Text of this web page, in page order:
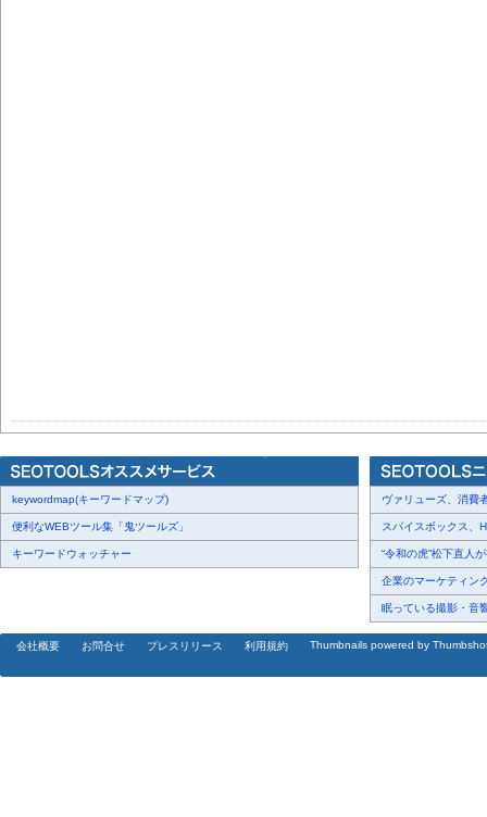
keywordmap(キーワードマップ)
便利なWEBツール集「鬼ツールズ」
キーワードウォッチャー
ヴァリューズ、消費
スパイスボックス、
“令和の虎”松下直人
企業のマーケティン
眠っている撮影・音
会社概要 お問合せ プレスリリース 利用規約 Thumbnails powered by